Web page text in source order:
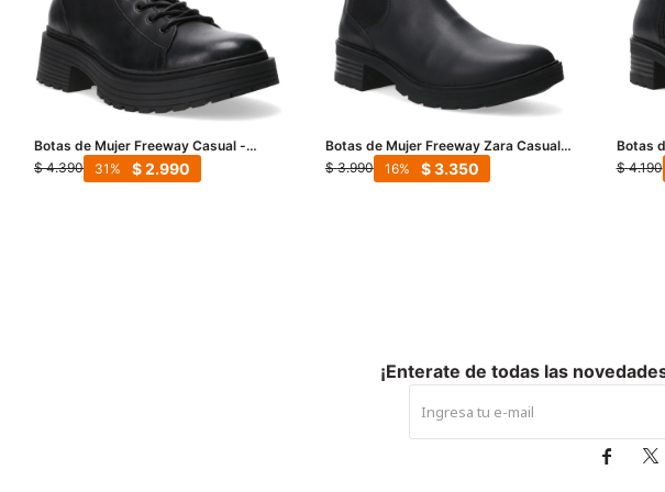
Botas de Mujer Freeway Casual -
PETRA 04 - Negro
$ 4.390 $2.990
31
Botas de Mujer Freeway Zara Casual
Elastico - Negro
$ 3.990 $3.350
16
Botas
$ 4.190
¡Enterate de todas las
 